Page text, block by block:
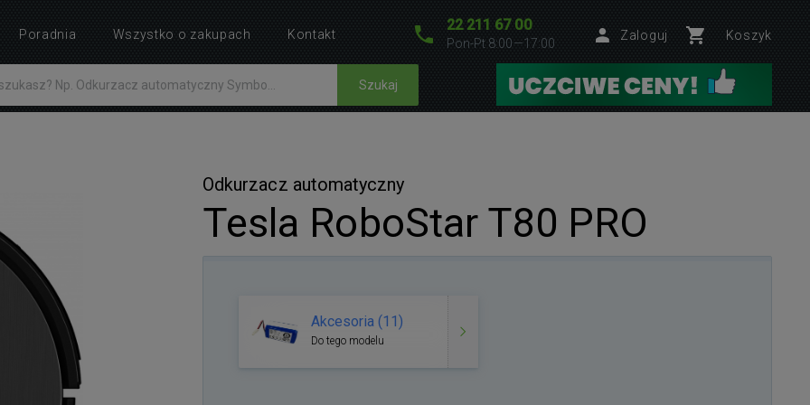
22 211 67 00
Pon-Pt 8:00—17:00
Zaloguj Koszyk
Szukaj
Odkurzacz automatyczny
Tesla RoboStar T80 PRO
Akcesoria (11)
Do tego modelu
Poradnia Wszystko o zakupach Kontakt